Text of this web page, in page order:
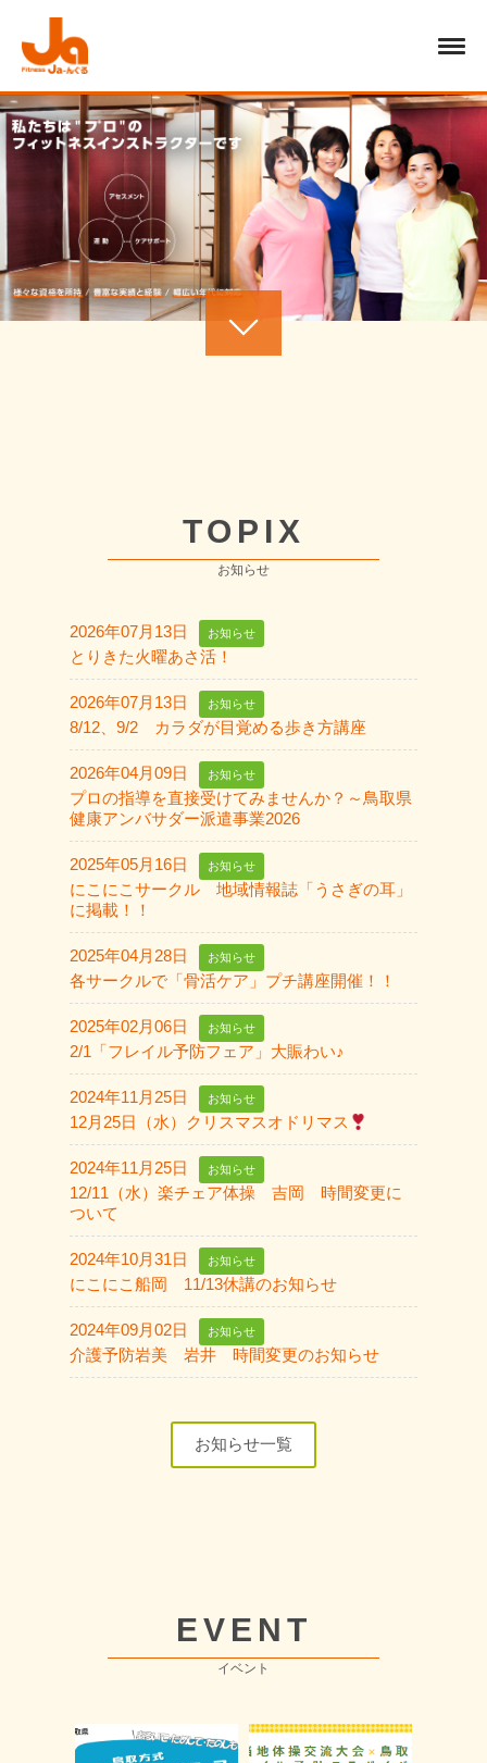
TOPIX
お知らせ
2026年07月13日 お知らせ
とりきた火曜あさ活！
2026年07月13日 お知らせ
8/12、9/2 カラダが目覚める歩き方講座
2026年04月09日 お知らせ
プロの指導を直接受けてみませんか？～鳥取県
健康アンバサダー派遣事業2026
2025年05月16日 お知らせ
にこにこサークル 地域情報誌「うさぎの耳」
に掲載！！
2025年04月28日 お知らせ
各サークルで「骨活ケア」プチ講座開催！！
2025年02月06日 お知らせ
2/1「フレイル予防フェア」大賑わい♪
2024年11月25日 お知らせ
12月25日（水）クリスマスオドリマス
2024年11月25日 お知らせ
12/11（水）楽チェア体操 吉岡 時間変更に
ついて
2024年10月31日 お知らせ
にこにこ船岡 11/13休講のお知らせ
2024年09月02日 お知らせ
介護予防岩美 岩井 時間変更のお知らせ
お知らせ一覧
EVENT
イベント